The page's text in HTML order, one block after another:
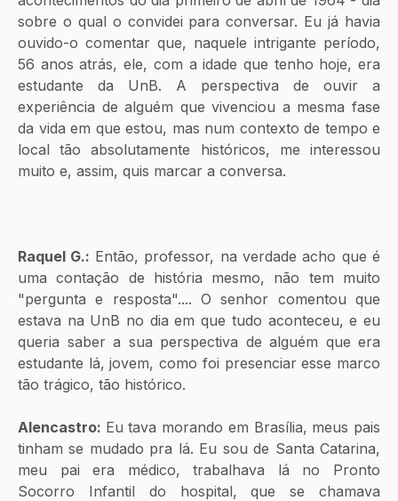
sobre o qual o convidei para conversar. Eu já havia
ouvido-o comentar que, naquele intrigante período,
56 anos atrás, ele, com a idade que tenho hoje, era
estudante da UnB. A perspectiva de ouvir a
experiência de alguém que vivenciou a mesma fase
da vida em que estou, mas num contexto de tempo e
local tão absolutamente históricos, me interessou
muito e, assim, quis marcar a conversa.
Raquel G.: Então, professor, na verdade acho que é
uma contação de história mesmo, não tem muito
"pergunta e resposta".... O senhor comentou que
estava na UnB no dia em que tudo aconteceu, e eu
queria saber a sua perspectiva de alguém que era
estudante lá, jovem, como foi presenciar esse marco
tão trágico, tão histórico.
Alencastro: Eu tava morando em Brasília, meus pais
tinham se mudado pra lá. Eu sou de Santa Catarina,
meu pai era médico, trabalhava lá no Pronto
Socorro Infantil do hospital, que se chamava